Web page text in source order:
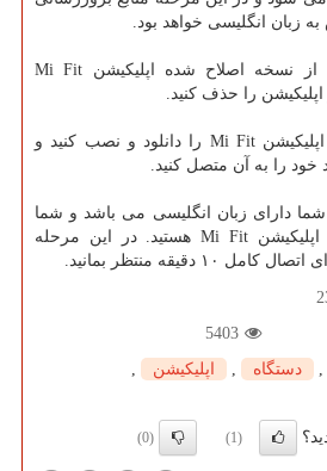
زبان انگلیسی خواهد بود.
می بند ۳ را از نسخه اصلاح شده اپلیکیشن Mi Fit
نسخه رسمی اپلیکیشن Mi Fit را دانلود و نصب کنید و
را به آن متصل کنید.
می بند 3 شما دارای زبان انگلیسی می باشد و شما
نیز دارای نسخه رسمی اپلیکیشن Mi Fit هستید. در این مرحله
دقیقه منتظر بمانید.
5403
, دستگاه , اپلیكیشن
,
(1)
(0)